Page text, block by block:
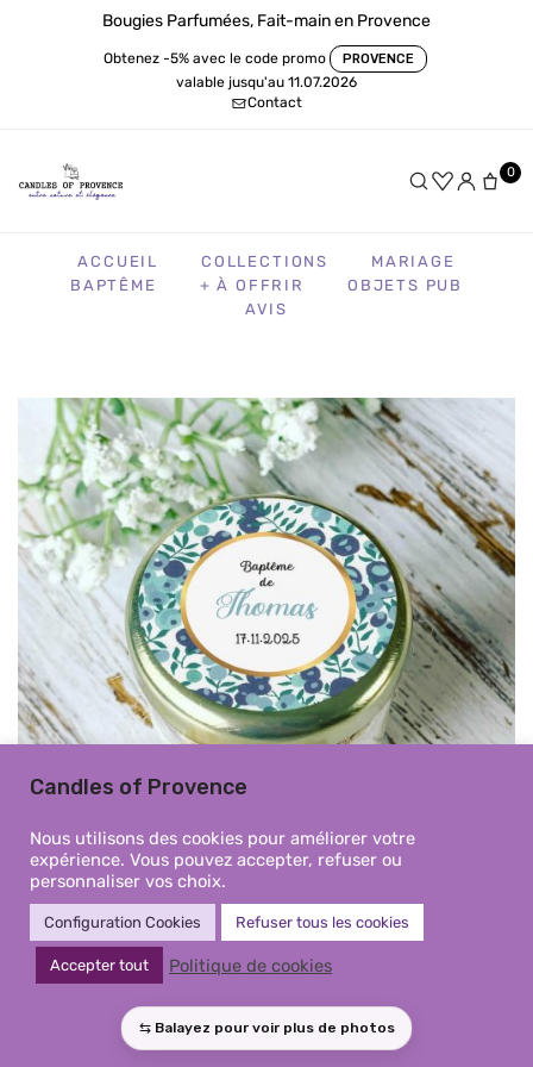
Bougies Parfumées, Fait-main en Provence
Obtenez -5% avec le code promo PROVENCE
valable jusqu'au 11.07.2026
Contact
0
ACCUEIL COLLECTIONS
MARIAGE
BAPTÊME
+ À OFFRIR
OBJETS PUB
AVIS
Mini Bougie baptême Liberty
bleu personnalisée – Cadeau
invités élégant
Candles of Provence
Nous utilisons des cookies pour améliorer votre
expérience. Vous pouvez accepter, refuser ou
personnaliser vos choix.
Configuration Cookies Refuser tous les cookies
Accepter tout Politique de cookies